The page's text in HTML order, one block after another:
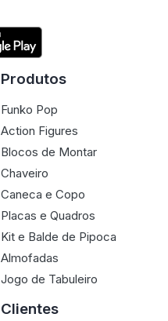
Produtos
Funko Pop
Action Figures
Blocos de Montar
Chaveiro
Caneca e Copo
Placas e Quadros
Kit e Balde de Pipoca
Almofadas
Jogo de Tabuleiro
Clientes